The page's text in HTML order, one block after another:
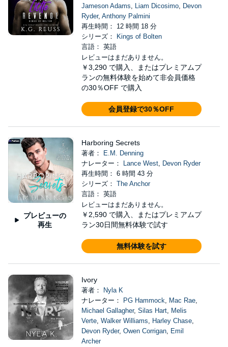
Jameson Adams, Liam Dicosimo, Devon
Ryder, Anthony Palmini
再生時間： 12 時間 18 分
シリーズ：
Kings of Bolten
言語： 英語
レビューはまだありません。
￥3,290 で購入、またはプレミアムプ
ランの無料体験を始めて非会員価格
の30％OFF で購入
会員登録で30％OFF
プレビューの
再生
Harboring Secrets
著者：
E.M. Denning
ナレーター：
Lance West, Devon Ryder
再生時間： 6 時間 43 分
シリーズ： The Anchor
言語： 英語
レビューはまだありません。
￥2,590 で購入、またはプレミアムプ
ラン30日間無料体験で試す
無料体験を試す
Ivory
著者：
Nyla K
ナレーター：
PG Hammock, Mac Rae,
Michael Gallagher, Silas Hart, Melis
Verte, Walker Williams, Harley Chase,
Devon Ryder, Owen Corrigan, Emil
Archer